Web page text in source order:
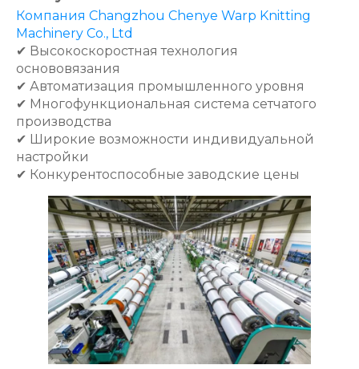
Компания Changzhou Chenye Warp Knitting
Machinery Co., Ltd
✔ Высокоскоростная технология
основовязания
✔ Автоматизация промышленного уровня
✔ Многофункциональная система сетчатого
производства
✔ Широкие возможности индивидуальной
настройки
✔ Конкурентоспособные заводские цены